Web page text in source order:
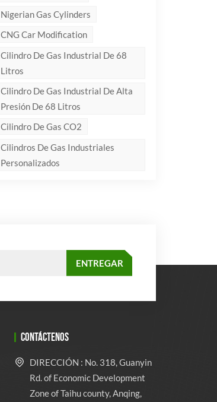
Nigerian Gas Cylinders
CNG Car Modification
Cilindro De Gas Industrial De 68
Litros
Cilindro De Gas Industrial De Alta
Presión De 68 Litros
Cilindro De Gas CO2
Cilindros De Gas Industriales
Personalizados
CONTÁCTENOS
DIRECCIÓN : No. 318, Guanyin
Rd. of Economic Development
Zone of Taihu county, Anqing,